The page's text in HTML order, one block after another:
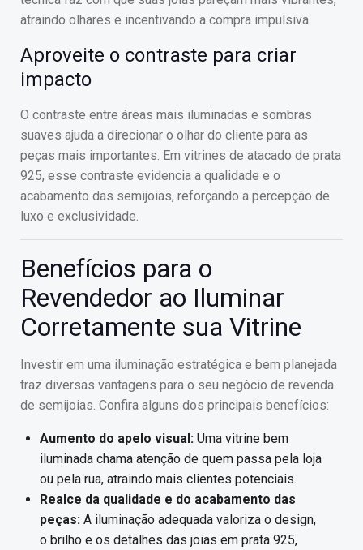
atraindo olhares e incentivando a compra impulsiva.
Aproveite o contraste para criar
impacto
O contraste entre áreas mais iluminadas e sombras
suaves ajuda a direcionar o olhar do cliente para as
peças mais importantes. Em vitrines de atacado de prata
925, esse contraste evidencia a qualidade e o
acabamento das semijoias, reforçando a percepção de
luxo e exclusividade.
Benefícios para o
Revendedor ao Iluminar
Corretamente sua Vitrine
Investir em uma iluminação estratégica e bem planejada
traz diversas vantagens para o seu negócio de revenda
de semijoias. Confira alguns dos principais benefícios:
Aumento do apelo visual: Uma vitrine bem
iluminada chama atenção de quem passa pela loja
ou pela rua, atraindo mais clientes potenciais.
Realce da qualidade e do acabamento das
peças: A iluminação adequada valoriza o design,
o brilho e os detalhes das joias em prata 925,